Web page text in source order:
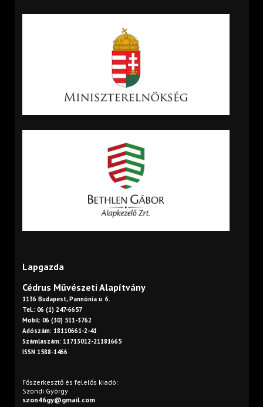
Lapgazda
Cédrus Művészeti Alapítvány
1136 Budapest, Pannónia u. 6.
Tel.: 06 (1) 247-6657
Mobil: 06 (30) 511-3762
Adószám: 18110661-2-41
Számlaszám: 11713012-21181665
ISSN 1588-1466
Főszerkesztő és felelős kiadó:
Szondi György
szon46gy@gmail.com